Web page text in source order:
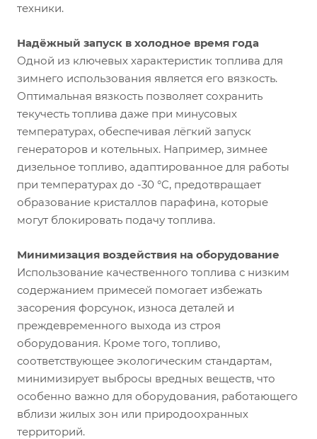
техники.
Надёжный запуск в холодное время года
Одной из ключевых характеристик топлива для
зимнего использования является его вязкость.
Оптимальная вязкость позволяет сохранить
текучесть топлива даже при минусовых
температурах, обеспечивая лёгкий запуск
генераторов и котельных. Например, зимнее
дизельное топливо, адаптированное для работы
при температурах до -30 °C, предотвращает
образование кристаллов парафина, которые
могут блокировать подачу топлива.
Минимизация воздействия на оборудование
Использование качественного топлива с низким
содержанием примесей помогает избежать
засорения форсунок, износа деталей и
преждевременного выхода из строя
оборудования. Кроме того, топливо,
соответствующее экологическим стандартам,
минимизирует выбросы вредных веществ, что
особенно важно для оборудования, работающего
вблизи жилых зон или природоохранных
территорий.